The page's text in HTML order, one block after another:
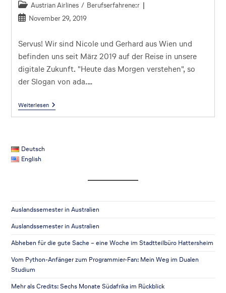
Austrian Airlines / Berufserfahrene:r
November 29, 2019
Servus! Wir sind Nicole und Gerhard aus Wien und
befinden uns seit März 2019 auf der Reise in unsere
digitale Zukunft. "Heute das Morgen verstehen", so
der Slogan von ada.…
Weiterlesen
Deutsch
English
Auslandssemester in Australien
Auslandssemester in Australien
Abheben für die gute Sache – eine Woche im Stadtteilbüro Hattersheim
Vom Python-Anfänger zum Programmier-Fan: Mein Weg im Dualen
Studium
Mehr als Credits: Sechs Monate Südafrika im Rückblick